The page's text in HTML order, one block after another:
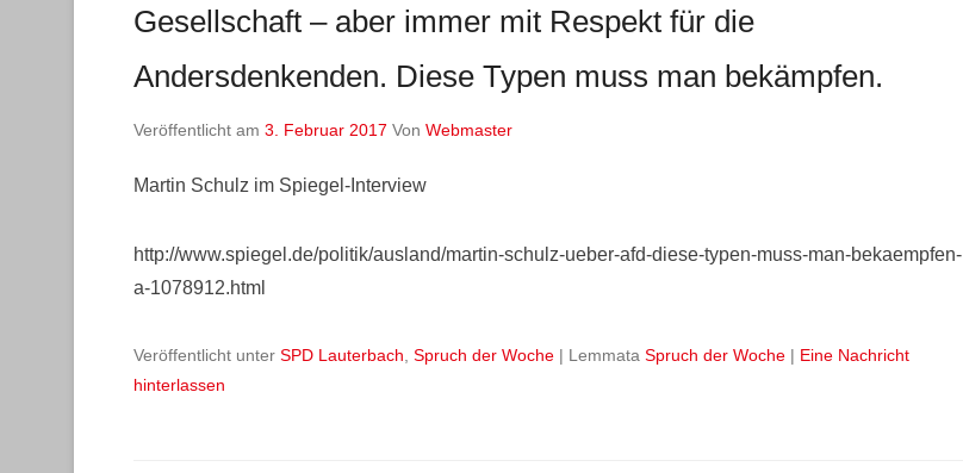
Gesellschaft – aber immer mit Respekt für die
Andersdenkenden. Diese Typen muss man bekämpfen.
Veröffentlicht am 3. Februar 2017 Von Webmaster
Martin Schulz im Spiegel-Interview
http://www.spiegel.de/politik/ausland/martin-schulz-ueber-afd-diese-typen-muss-man-bekaempfen-
a-1078912.html
Veröffentlicht unter SPD Lauterbach Spruch der Woche | Lemmata Spruch der Woche | Eine Nachricht
hinterlassen